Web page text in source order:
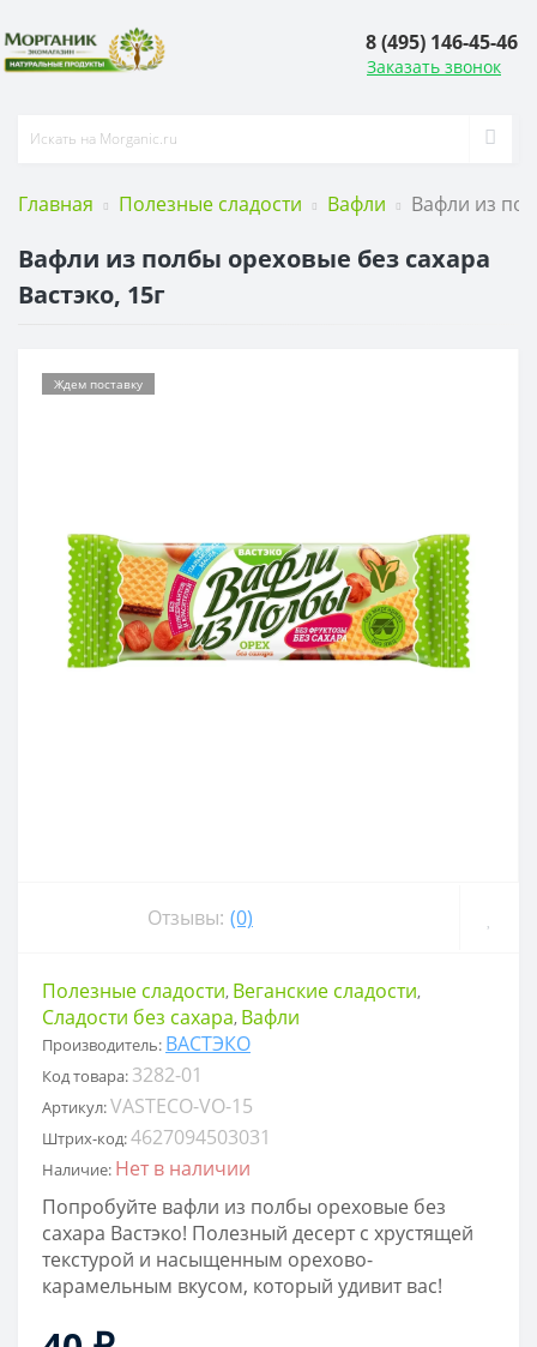
8 (495) 146-45-46
Заказать звонок
Главная Полезные сладости Вафли Вафли из
Вафли из полбы ореховые без сахара
Вастэко, 15г
Ждем поставку
Отзывы: (0)
Полезные сладости, Веганские сладости,
Сладости без сахара, Вафли
Производитель: ВАСТЭКО
Код товара: 3282-01
Артикул:VASTECO-VO-15
Штрих-код:4627094503031
Наличие: Нет в наличии
Попробуйте вафли из полбы ореховые без
сахара Вастэко! Полезный десерт с хрустящей
текстурой и насыщенным орехово-
карамельным вкусом, который удивит вас!